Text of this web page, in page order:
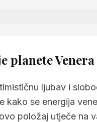
planete
ljubav i
kako se energija
položaj utječe na